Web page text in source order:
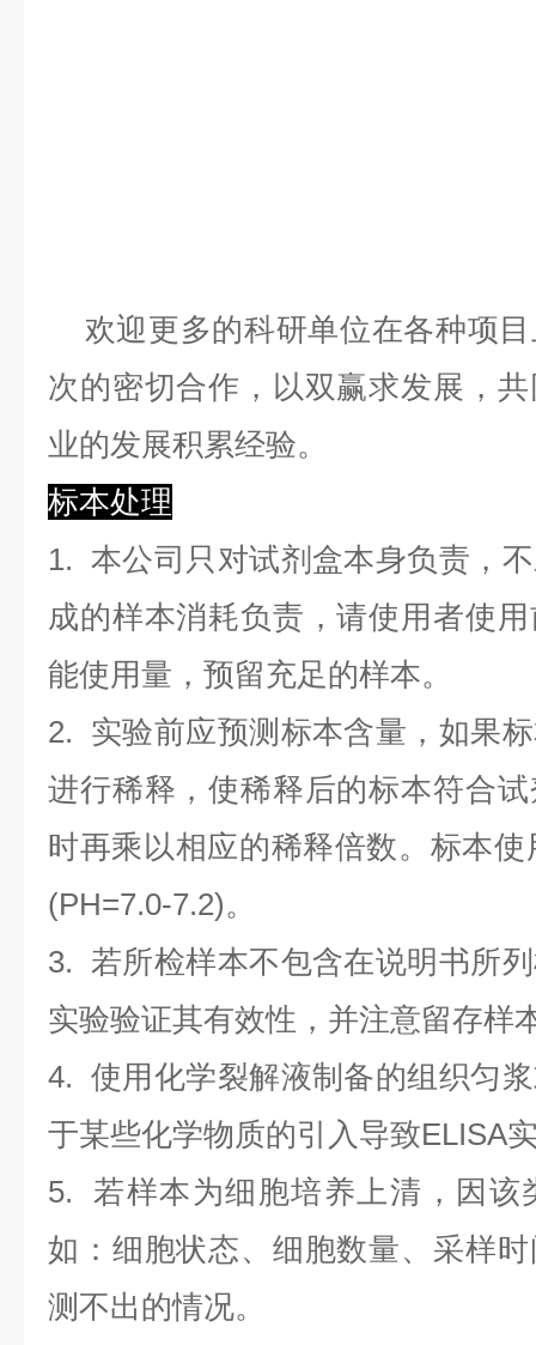
欢迎更多的科研单位在各种项
次的密切合作，以双赢求发展，
业的发展积累经验。
标本处理
1. 本公司只对试剂盒本身负责，
成的样本消耗负责，请使用者使
能使用量，预留充足的样本。
2. 实验前应预测标本含量，如果
进行稀释，使稀释后的标本符合
时再乘以相应的稀释倍数。标本
(PH=7.0-7.2)。
3. 若所检样本不包含在说明书所
实验验证其有效性，并注意留存样
4. 使用化学裂解液制备的组织匀
于某些化学物质的引入导致ELISA
5. 若样本为细胞培养上清，因该
如：细胞状态、细胞数量、采样
测不出的情况。